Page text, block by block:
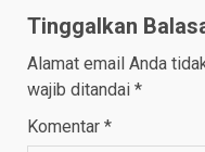
Tinggalkan
Alamat email Anda
wajib ditandai *
Komentar *